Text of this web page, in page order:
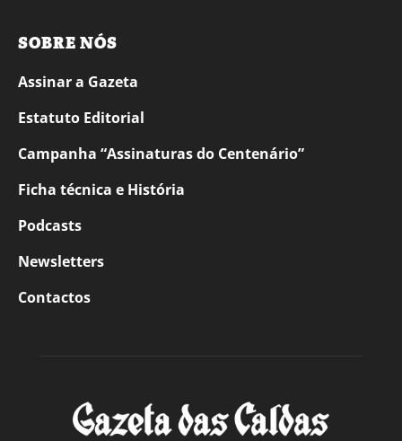
SOBRE NÓS
Assinar a Gazeta
Estatuto Editorial
Campanha “Assinaturas do Centenário”
Ficha técnica e História
Podcasts
Newsletters
Contactos